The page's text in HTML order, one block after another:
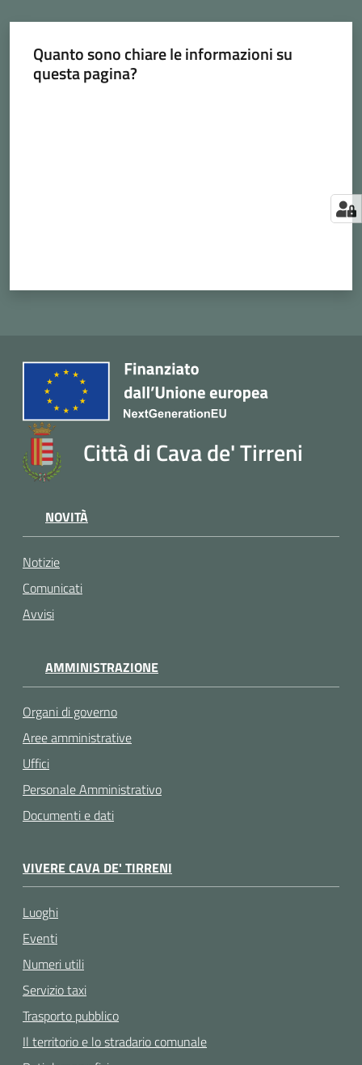
Quanto sono chiare le informazioni su
questa pagina?
Città di Cava de' Tirreni
NOVITÀ
Notizie
Comunicati
Avvisi
AMMINISTRAZIONE
Organi di governo
Aree amministrative
Uffici
Personale Amministrativo
Documenti e dati
VIVERE CAVA DE' TIRRENI
Luoghi
Eventi
Numeri utili
Servizio taxi
Trasporto pubblico
Il territorio e lo stradario comunale